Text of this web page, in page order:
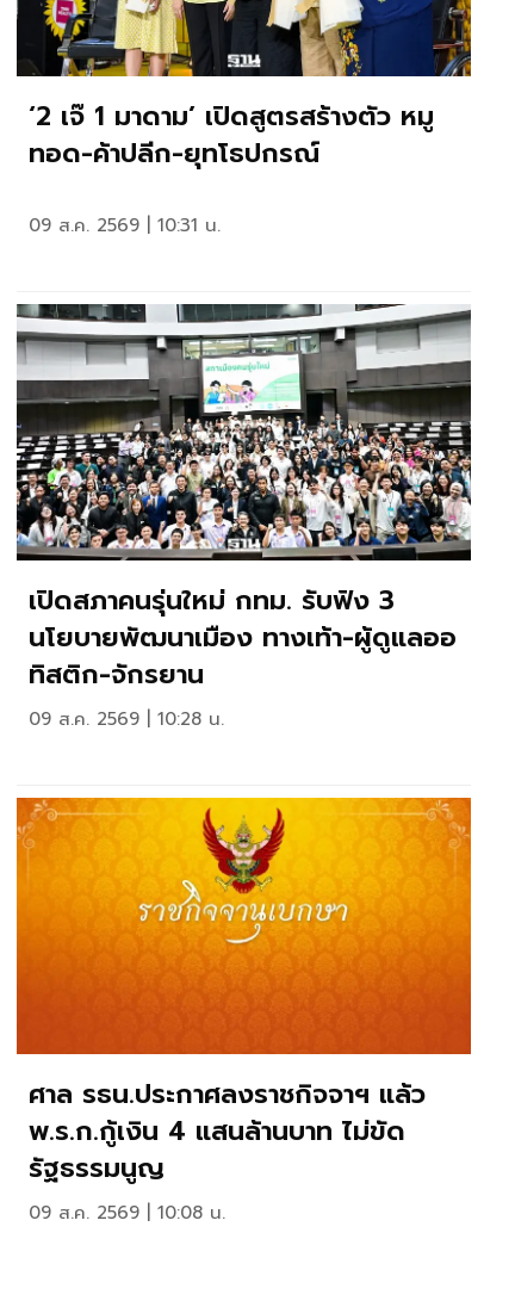
‘2 เจ๊ 1 มาดาม’ เปิดสูตรสร้างตัว หมู
ทอด-ค้าปลีก-ยุทโธปกรณ์
09 ส.ค. 2569 | 10:31 น.
เปิดสภาคนรุ่นใหม่ กทม. รับฟัง 3
นโยบายพัฒนาเมือง ทางเท้า-ผู้ดูแลออ
ทิสติก-จักรยาน
09 ส.ค. 2569 | 10:28 น.
ศาล รธน.ประกาศลงราชกิจจาฯ แล้ว
พ.ร.ก.กู้เงิน 4 แสนล้านบาท ไม่ขัด
รัฐธรรมนูญ
09 ส.ค. 2569 | 10:08 น.